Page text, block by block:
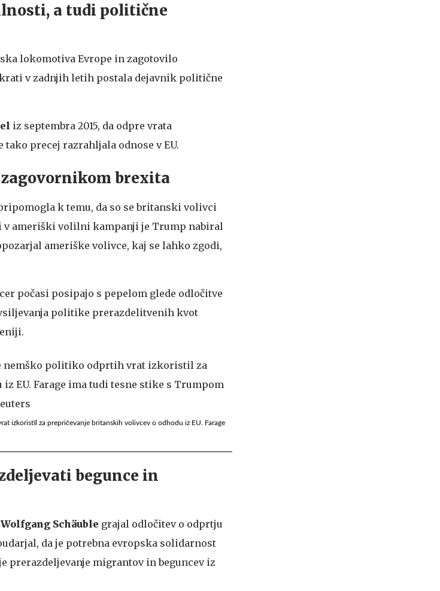
a tudi politične
lokomotiva Evrope in zagotovilo
v zadnjih letih postala dejavnik politične
iz septembra 2015, da odpre vrata
precej razrahljala odnose v EU.
brexita
k temu, da so se britanski volivci
v ameriški volilni kampanji je Trump nabiral
ameriške volivce, kaj se lahko zgodi,
počasi posipajo s pepelom glede odločitve
politike prerazdelitvenih kvot
izkoristil za prepričevanje britanskih volivcev o odhodu iz EU. Farage
begunce in
Wolfgang Schäuble grajal odločitev o odprtju
da je potrebna evropska solidarnost
prerazdeljevanje migrantov in beguncev iz